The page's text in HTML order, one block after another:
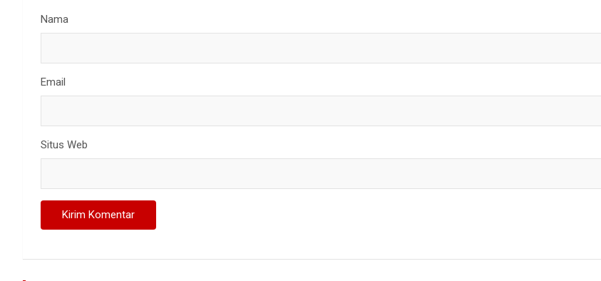
Nama
Email
Situs Web